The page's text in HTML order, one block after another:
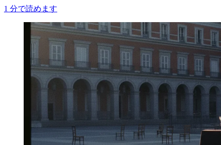
1 分で読めます